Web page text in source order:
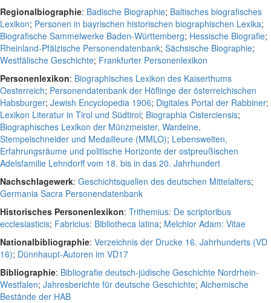
Regionalbiographie: Badische Biographie; Baltisches biografisches
Lexikon; Personen in bayrischen historischen biographischen Lexika;
Biografische Sammelwerke Baden-Württemberg; Hessische Biografie;
Rheinland-Pfälzische Personendatenbank; Sächsische Biographie;
Westfälische Geschichte; Frankfurter Personenlexikon
Personenlexikon: Biographisches Lexikon des Kaiserthums
Oesterreich; Personendatenbank der Höflinge der österreichischen
Habsburger; Jewish Encyclopedia 1906; Digitales Portal der Rabbiner;
Lexikon Literatur in Tirol und Südtirol; Biographia Cisterciensis;
Biographisches Lexikon der Münzmeister, Wardeine,
Stempelschneider und Medailleure (MMLO); Lebenswelten,
Erfahrungsräume und politische Horizonte der ostpreußischen
Adelsfamilie Lehndorff vom 18. bis in das 20. Jahrhundert
Nachschlagewerk: Geschichtsquellen des deutschen Mittelalters;
Germania Sacra Personendatenbank
Historisches Personenlexikon: Trithemius: De scriptoribus
ecclesiasticis; Fabricius: Bibliotheca latina; Melchior Adam: Vitae
Nationalbibliographie: Verzeichnis der Drucke 16. Jahrhunderts (VD
16); Dünnhaupt-Autoren im VD17
Bibliographie: Bibliografie deutsch-jüdische Geschichte Nordrhein-
Westfalen; Jahresberichte für deutsche Geschichte; Alchemische
Bestände der HAB